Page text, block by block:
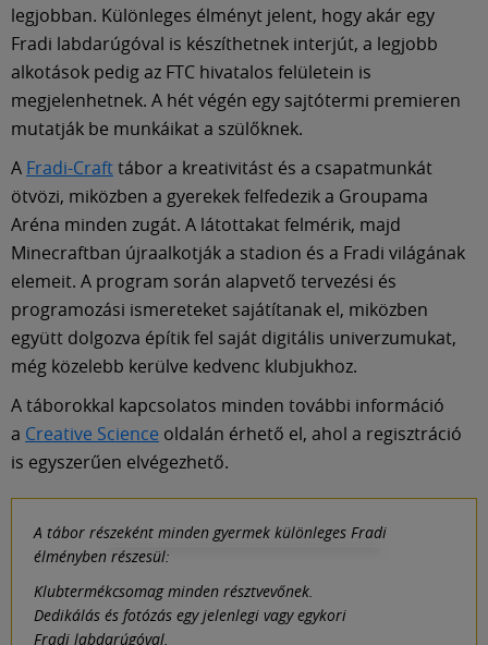
legjobban. Különleges élményt jelent, hogy akár egy
Fradi labdarúgóval is készíthetnek interjút, a legjobb
alkotások pedig az FTC hivatalos felületein is
megjelenhetnek. A hét végén egy sajtótermi premieren
mutatják be munkáikat a szülőknek.
A Fradi-Crafttábor a kreativitást és a csapatmunkát
ötvözi, miközben a gyerekek felfedezik a Groupama
Aréna minden zugát. A látottakat felmérik, majd
Minecraftban újraalkotják a stadion és a Fradi világának
elemeit. A program során alapvető tervezési és
programozási ismereteket sajátítanak el, miközben
együtt dolgozva építik fel saját digitális univerzumukat,
még közelebb kerülve kedvenc klubjukhoz.
A táborokkal kapcsolatos minden további információ
a Creative Science oldalán érhető el, ahol a regisztráció
is egyszerűen elvégezhető.
A tábor részeként minden gyermek különleges Fradi
élményben részesül:
Klubtermékcsomag minden résztvevőnek.
Dedikálás és fotózás egy jelenlegi vagy egykori
Fradi labdarúgóval.